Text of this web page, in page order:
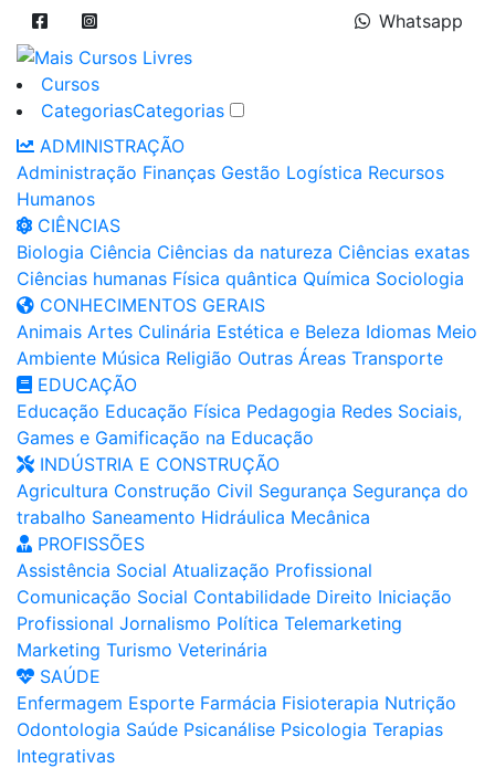
Whatsapp
Cursos
CategoriasCategorias
ADMINISTRAÇÃO
Administração Finanças Gestão Logística Recursos
Humanos
CIÊNCIAS
Biologia Ciência Ciências da natureza Ciências exatas
Ciências humanas Física quântica Química Sociologia
CONHECIMENTOS GERAIS
Animais Artes Culinária Estética e Beleza Idiomas Meio
Ambiente Música Religião Outras Áreas Transporte
EDUCAÇÃO
Educação Educação Física Pedagogia Redes Sociais,
Games e Gamificação na Educação
INDÚSTRIA E CONSTRUÇÃO
Agricultura Construção Civil Segurança Segurança do
trabalho Saneamento Hidráulica Mecânica
PROFISSÕES
Assistência Social Atualização Profissional
Comunicação Social Contabilidade Direito Iniciação
Profissional Jornalismo Política Telemarketing
Marketing Turismo Veterinária
SAÚDE
Enfermagem Esporte Farmácia Fisioterapia Nutrição
Odontologia Saúde Psicanálise Psicologia Terapias
Integrativas